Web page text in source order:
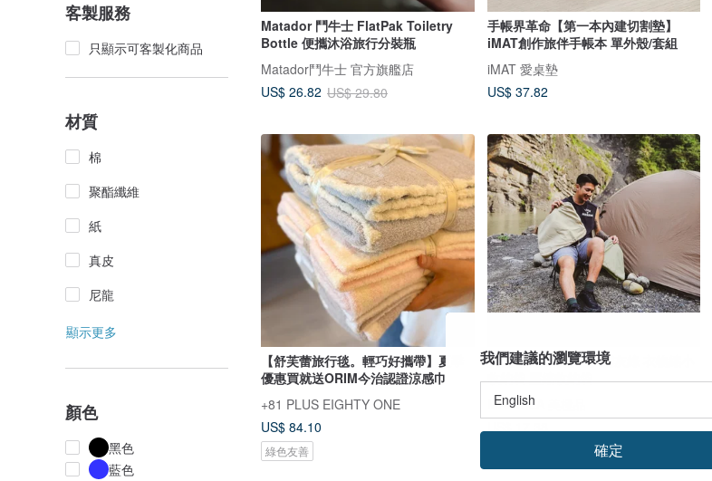
客製服務
只顯示可客製化商品
材質
棉
聚酯纖維
紙
真皮
尼龍
顯示更多
顏色
黑色
藍色
Matador 鬥牛士 FlatPak Toiletry
Bottle 便攜沐浴旅行分裝瓶
Matador鬥牛士 官方旗艦店
US$ 26.82 US$ 29.80
手帳界革命【第一本內建切割墊】
iMAT創作旅伴手帳本 單外殼/套組
iMAT 愛桌墊
US$ 37.82
【舒芙蕾旅行毯。輕巧好攜帶】夏季
優惠買就送ORIM今治認證涼感巾
+81 PLUS EIGHTY ONE
US$ 84.10
綠色友善
美極品【旅行必備】霧灰綠 衣物縮小
收納袋 壓縮收納袋
MAGIPEA 美極品
我們建議的瀏覽環境
確定